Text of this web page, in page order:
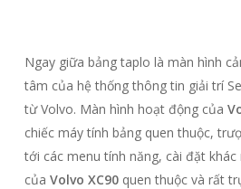
Ngay giữa bảng taplo là màn hình
tâm của hệ thống thông tin giải trí
từ Volvo. Màn hình hoạt động của
chiếc máy tính bảng quen thuộc,
tới các menu tính năng, cài đặt khác
của Volvo XC90quen thuộc và rất